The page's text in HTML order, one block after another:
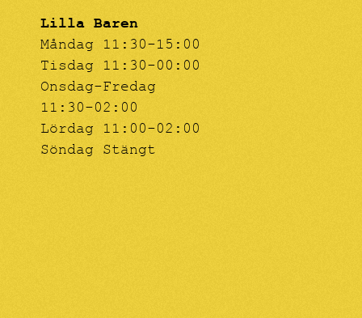
Lilla Baren
Måndag 11:30-15:00
Tisdag 11:30-00:00
Onsdag-Fredag
11:30-02:00
Lördag 11:00-02:00
Söndag Stängt